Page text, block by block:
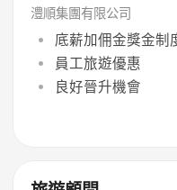
澧順集團有限公司
底薪加佣金獎金制
員工旅遊優惠
良好晉升機會